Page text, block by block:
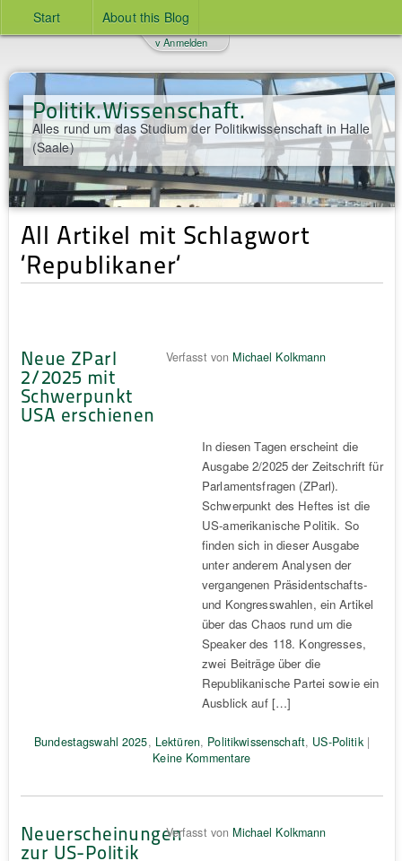
Start About this Blog
Politik.Wissenschaft.
Alles rund um das Studium der Politikwissenschaft in Halle
(Saale)
v Anmelden
All Artikel mit Schlagwort
‘Republikaner‘
Neue ZParl
2/2025 mit
Schwerpunkt
USA erschienen
Verfasst von Michael Kolkmann
In diesen Tagen erscheint die
Ausgabe 2/2025 der Zeitschrift für
Parlamentsfragen (ZParl).
Schwerpunkt des Heftes ist die
US-amerikanische Politik. So
finden sich in dieser Ausgabe
unter anderem Analysen der
vergangenen Präsidentschafts-
und Kongresswahlen, ein Artikel
über das Chaos rund um die
Speaker des 118. Kongresses,
zwei Beiträge über die
Republikanische Partei sowie ein
Ausblick auf […]
Bundestagswahl 2025, Lektüren, Politikwissenschaft, US-Politik|
Keine Kommentare
Neuerscheinungen
zur US-Politik
Verfasst von Michael Kolkmann